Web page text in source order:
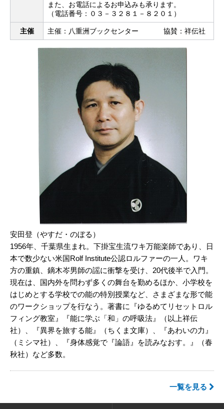
また、お電話によるお申込みも承ります。
（電話番号：０３－３２８１－８２０１）
主催 主催：八重洲ブックセンター 協賛：祥伝社
安田登（やすだ・のぼる）
1956年、千葉県生まれ。下掛宝生流ワキ万能楽師であり、日
本で数少ない米国Rolf Institute公認ロルファーの一人。ワキ
方の重鎮、鏑木岑男師の謡に衝撃を受け、20代後半で入門。
現在は、国内外を問わず多くの舞台を勤めるほか、小学校を
はじめとする学校での能の特別授業など、さまざまな形で能
のワークショップを行なう。著書に『ゆるめてリセットロル
フィング教室』『能に学ぶ「和」の呼吸法』（以上祥伝
社）、『異界を旅する能』（ちくま文庫）、『あわいの力』
（ミシマ社）、『身体感覚で『論語』を読みなおす。』（春
秋社）など多数。
一覧を見る